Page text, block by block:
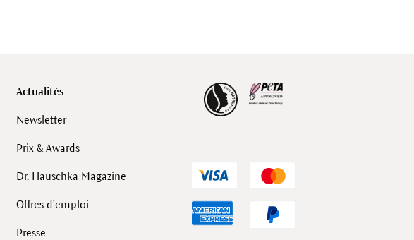
Actualités
Newsletter
Prix & Awards
Dr. Hauschka Magazine
Offres d’emploi
Presse